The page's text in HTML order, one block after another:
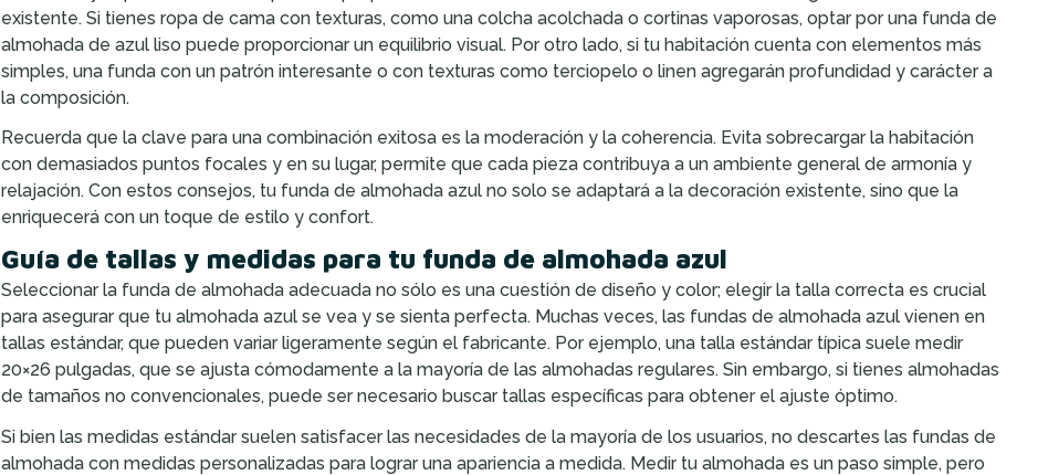
existente. Si tienes ropa de cama con texturas, como una colcha acolchada o cortinas vaporosas, optar por una funda de
almohada de azul liso puede proporcionar un equilibrio visual. Por otro lado, si tu habitación cuenta con elementos más
simples, una funda con un patrón interesante o con texturas como terciopelo o linen agregarán profundidad y carácter a
la composición.
Recuerda que la clave para una combinación exitosa es la moderación y la coherencia. Evita sobrecargar la habitación
con demasiados puntos focales y en su lugar, permite que cada pieza contribuya a un ambiente general de armonía y
relajación. Con estos consejos, tu funda de almohada azul no solo se adaptará a la decoración existente, sino que la
enriquecerá con un toque de estilo y confort.
Guía de tallas y medidas para tu funda de almohada azul
Seleccionar la funda de almohada adecuada no sólo es una cuestión de diseño y color; elegir la talla correcta es crucial
para asegurar que tu almohada azul se vea y se sienta perfecta. Muchas veces, las fundas de almohada azul vienen en
tallas estándar, que pueden variar ligeramente según el fabricante. Por ejemplo, una talla estándar típica suele medir
20×26 pulgadas, que se ajusta cómodamente a la mayoría de las almohadas regulares. Sin embargo, si tienes almohadas
de tamaños no convencionales, puede ser necesario buscar tallas específicas para obtener el ajuste óptimo.
Si bien las medidas estándar suelen satisfacer las necesidades de la mayoría de los usuarios, no descartes las fundas de
almohada con medidas personalizadas para lograr una apariencia a medida. Medir tu almohada es un paso simple, pero